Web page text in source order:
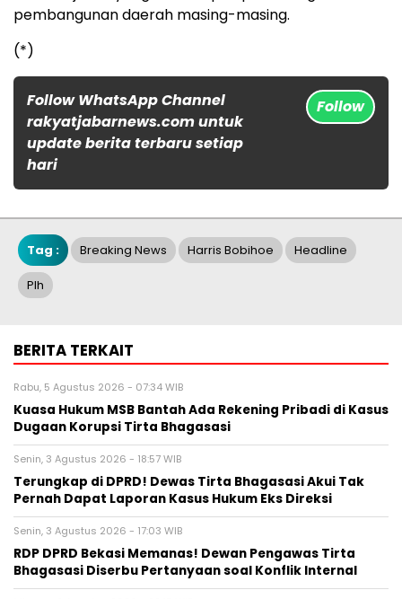
pembangunan daerah masing-masing.
(*)
Follow WhatsApp Channel
rakyatjabarnews.com untuk
update berita terbaru setiap
hari
Follow
Tag : Breaking News Harris Bobihoe Headline
Plh
BERITA TERKAIT
Rabu, 5 Agustus 2026 - 07:34 WIB
Kuasa Hukum MSB Bantah Ada Rekening Pribadi di Kasus
Dugaan Korupsi Tirta Bhagasasi
Senin, 3 Agustus 2026 - 18:57 WIB
Terungkap di DPRD! Dewas Tirta Bhagasasi Akui Tak
Pernah Dapat Laporan Kasus Hukum Eks Direksi
Senin, 3 Agustus 2026 - 17:03 WIB
RDP DPRD Bekasi Memanas! Dewan Pengawas Tirta
Bhagasasi Diserbu Pertanyaan soal Konflik Internal